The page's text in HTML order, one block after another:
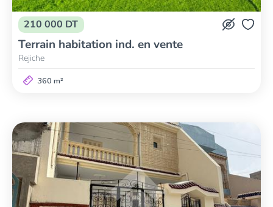
210 000 DT
Terrain habitation ind. en vente
Rejiche
360 m²